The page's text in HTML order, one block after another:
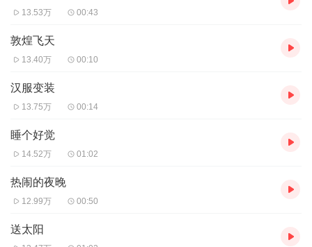
13.53万 00:43
敦煌飞天
13.40万 00:10
汉服变装
13.75万 00:14
睡个好觉
14.52万 01:02
热闹的夜晚
12.99万 00:50
送太阳